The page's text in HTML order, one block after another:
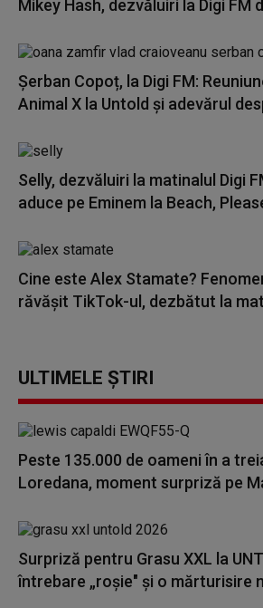
Mikey Hash, dezvăluiri la Digi FM
Șerban Copoț, la Digi FM:
Animal X la Untold și adevărul
Selly, dezvăluiri la matinalul Digi
aduce pe Eminem la Beach,
Cine este Alex Stamate?
răvășit TikTok-ul, dezbătut la
ULTIMELE ȘTIRI
Peste 135.000 de oameni în a
Loredana, moment surpriză pe
Surpriză pentru Grasu XXL la
întrebare „roșie" și o mărturisire